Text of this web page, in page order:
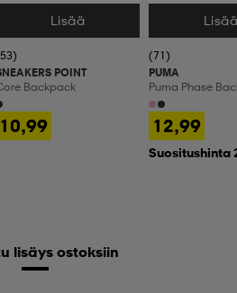
Valitse Koko
Lisää
POINT
Backpack
10,99
Valitse Koko
(71)
PUMA
Puma Phase
12,99
Suositushinta
lisäys ostoksiin